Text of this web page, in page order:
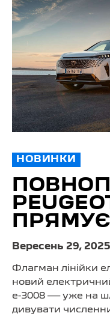
НОВИНКИ
ПРЯМУЄ
Вересень 29, 2025
Флагман лінійки
новий
e-3008 — уже на
дивувати